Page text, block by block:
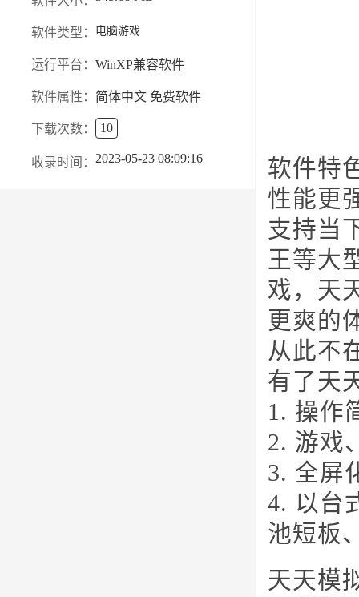
软件类型： 电脑游戏
运行平台： WinXP兼容软件
软件属性： 简体中文 免费软件
下载次数： 10
收录时间： 2023-05-23 08:09:16
软件特
性能更
支持当
王等大
戏，天
更爽的
从此不
有了天
1. 操作
2. 游戏
3. 全屏
4. 以台
池短板
天天模